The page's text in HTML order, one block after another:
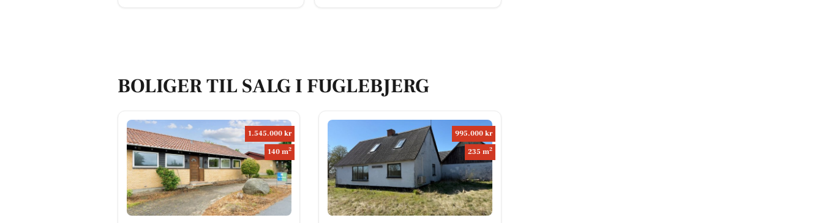
BOLIGER TIL SALG I FUGLEBJERG
1.545.000 kr
140 m2
995.000 kr
235 m2